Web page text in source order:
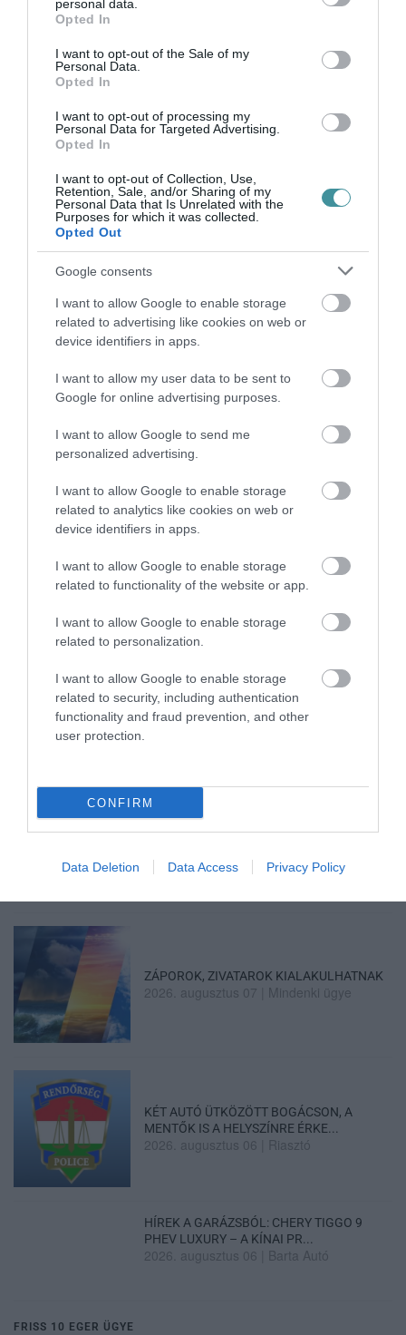
grant or deny consent to Google and its third-party tags to
use your data for below specified purposes in below Google
consent section.
personal data.
Opted In
I want to opt-out of the Sale of my
Personal Data.
Opted In
I want to opt-out of processing my
Personal Data for Targeted Advertising.
Opted In
I want to opt-out of Collection, Use,
Retention, Sale, and/or Sharing of my
Personal Data that Is Unrelated with the
Purposes for which it was collected.
Opted Out
Google consents
I want to allow Google to enable storage
related to advertising like cookies on web or
device identifiers in apps.
I want to allow my user data to be sent to
Google for online advertising purposes.
I want to allow Google to send me
personalized advertising.
I want to allow Google to enable storage
related to analytics like cookies on web or
device identifiers in apps.
I want to allow Google to enable storage
related to functionality of the website or app.
I want to allow Google to enable storage
related to personalization.
I want to allow Google to enable storage
related to security, including authentication
functionality and fraud prevention, and other
user protection.
CONFIRM
Data Deletion Data Access Privacy Policy
TATA ELBŰVÖLŐ LÁTVÁNYOSSÁGAI,
TELJESEN ÚJRAINDUL A P...
2026. augusztus 07|Mindenki ügye
TANULJ NÉMETÜL OTTHONRÓL: A
DIGITÁLIS TANULÁS ELŐNYEI
2026. augusztus 07|Promóció
ÚJRAINDULNAK A KORÁBBAN
LEÁLLÍTOTT SZOLGÁLTATÁSOK AZ EGRI...
Eger ügye
TÍZ ÉVE NEM VOLT ILYEN ALACSONY AZ
2026. augusztus 07|Mindenki ügye
MINDHÁROM ÜTEMBEN DOLGOZNAK A 25-
ÖS FŐÚTON EGERBEN
2026. augusztus 07|Eger ügye
HALMENTÉS SZARVASKŐNÉL: ŐSHONOS
2026. augusztus 07
ZÁPOROK, ZIVATAROK KIALAKULHATNAK
2026. augusztus 07 Mindenki ügye
KÉT AUTÓ ÜTKÖZÖTT BOGÁCSON, A
MENTŐK IS A HELYSZÍNRE ÉRKE...
2026. augusztus 06 Riasztó
HÍREK A GARÁZSBÓL: CHERY TIGGO 9
PHEV LUXURY – A KÍNAI PR...
2026. augusztus 06 Barta Autó
FRISS 10 EGER ÜGYE